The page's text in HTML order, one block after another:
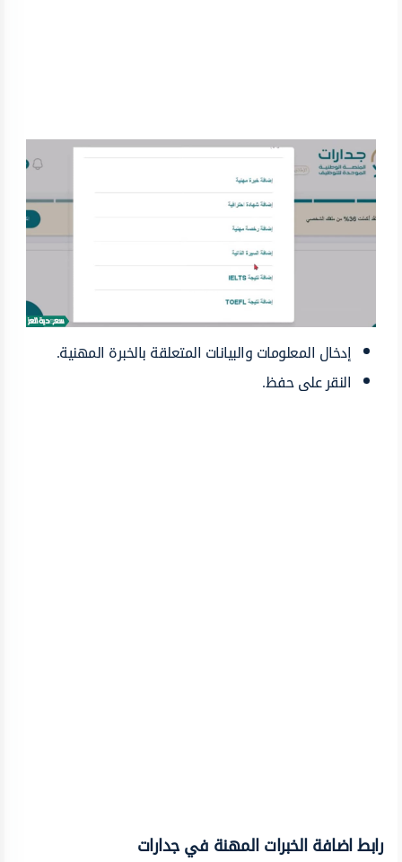
إدخال المعلومات والبيانات المتعلقة بالخبرة المهنية.
النقر على حفظ.
رابط اضافة الخبرات المهنة في جدارات